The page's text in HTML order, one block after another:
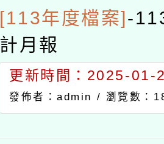
[113年度檔案] -
計月報
更新時間：2025-01-
發佈者：admin / 瀏覽數：